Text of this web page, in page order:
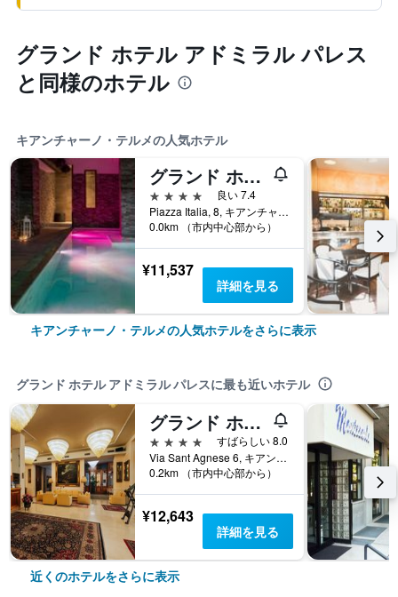
グランド ホテル アドミラル パレス
と同様のホテル
キアンチャーノ・テルメの人気ホテル
グランド ホテル テルメ
4つ星
良い 7.4
Piazza Italia, 8, キアンチャーノ・テルメ, トスカーナ州, イタリア
0.0km （市内中心部から）
¥11,537
詳細を見る
キアンチャーノ・テルメの人気ホテルをさらに表示
グランド ホテル アドミラル パレスに最も近いホテル
グランド ホテル エクセルシオール
4つ星
すばらしい 8.0
Via Sant Agnese 6, キアンチャーノ・テルメ, トスカーナ州, イタリア
0.2km （市内中心部から）
¥12,643
詳細を見る
近くのホテルをさらに表示